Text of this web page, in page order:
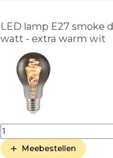
LED lamp E27 smoke
watt - extra warm wit
Meebestellen